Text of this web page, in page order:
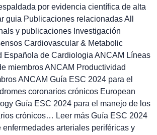
por evidencia científica de alta
guia Publicaciones relacionadas All
y publicaciones Investigación
Cardiovascular & Metabolic
Española de Cardiologia ANCAM Líneas
miembros ANCAM Productividad
ANCAM Guía ESC 2024 para el
coronarios crónicos European
Guía ESC 2024 para el manejo de los
crónicos… Leer más Guía ESC 2024
enfermedades arteriales periféricas y